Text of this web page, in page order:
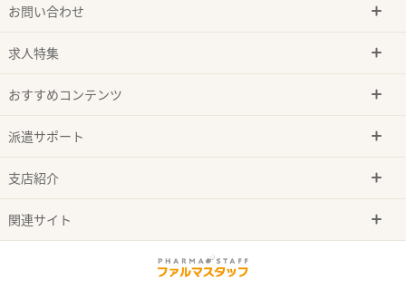
お問い合わせ
求人特集
おすすめコンテンツ
派遣サポート
支店紹介
関連サイト